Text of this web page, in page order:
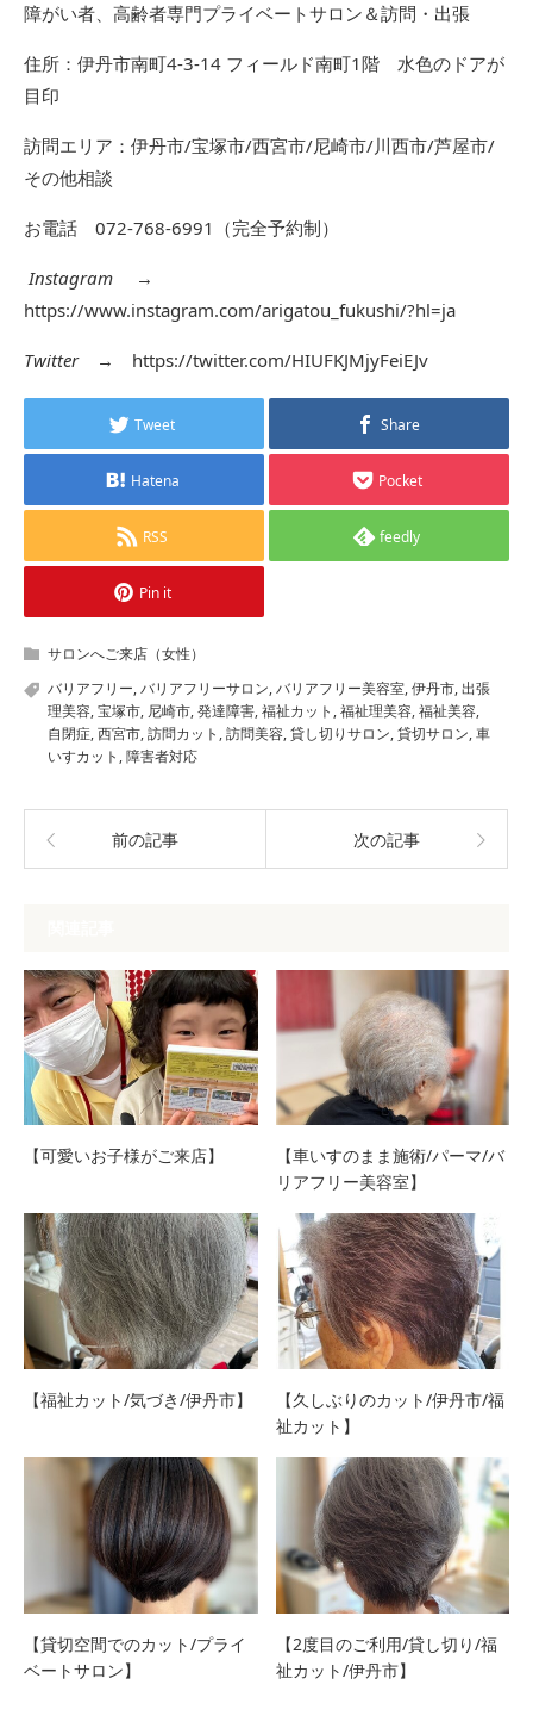
障がい者、高齢者専門プライベートサロン＆訪問・出張
住所：伊丹市南町4-3-14 フィールド南町1階 水色のドアが
目印
訪問エリア：伊丹市/宝塚市/西宮市/尼崎市/川西市/芦屋市/
その他相談
お電話 072-768-6991（完全予約制）
Instagram →
https://www.instagram.com/arigatou_fukushi/?hl=ja
Twitter→ https://twitter.com/HIUFKJMjyFeiEJv
Tweet Share
Hatena Pocket
RSS feedly
Pin it
サロンへご来店（女性）
バリアフリー,バリアフリーサロン,バリアフリー美容室,伊丹市,出張
理美容,宝塚市, 尼崎市,発達障害,福祉カット ,福祉理美容,福祉美容,
自閉症,西宮市,訪問カット ,訪問美容,貸し切りサロン,貸切サロン,車
いすカット ,障害者対応
前の記事 次の記事
【可愛いお子様がご来店】
【車いすのまま施術/パーマ/バ
リアフリー美容室】
【福祉カット/気づき/伊丹市】
【久しぶりのカット/伊丹市/福
祉カット】
【貸切空間でのカット/プライ
ベートサロン】
【2度目のご利用/貸し切り/福
祉カット/伊丹市】